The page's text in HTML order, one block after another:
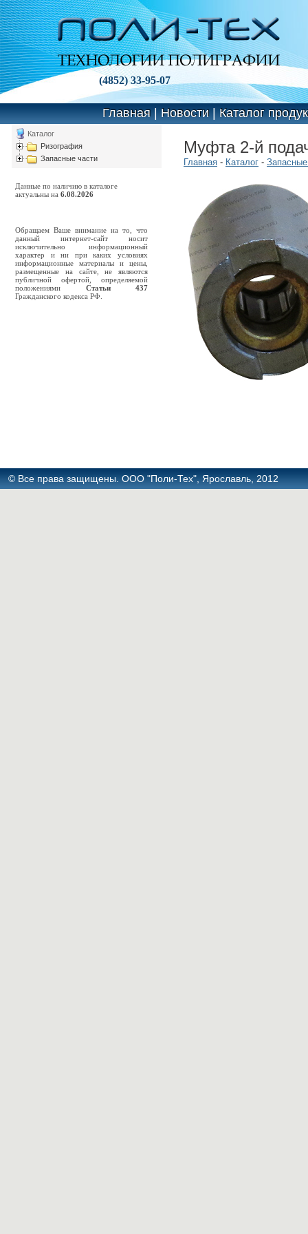
(4852) 33-95-07
Главная|Новости|Каталог
Каталог
Ризография
Запасные части
Данные по наличию в каталоге
актуальны на 6.08.2026
Обращаем Ваше внимание на то, что
данный интернет-сайт носит
исключительно информационный
характер и ни при каких условиях
информационные материалы и цены,
размещенные на сайте, не являются
публичной офертой, определяемой
положениями Статьи 437
Гражданского кодекса РФ.
Муфта 2-й
Главная - Каталог -
© Все права защищены. ООО "Поли-Тех", Ярославль, 2012